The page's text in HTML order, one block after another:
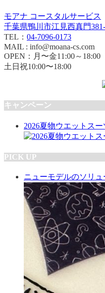
モアナ コースタルサービス
千葉県鴨川市江見西真門
TEL： 04-7096-0173
MAIL : info@moana-cs.com
OPEN：月〜金11:00～
土日祝10:00〜18:00
キャンペーン
2026夏物ウエットス
PICK UP
ニューモデルのソリュ